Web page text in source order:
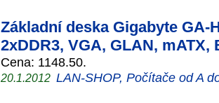
Základní deska Gigabyte GA-
2xDDR3, VGA, GLAN, mATX,
Cena: 1148.50.
20.1.2012 LAN-SHOP, Počítače od A